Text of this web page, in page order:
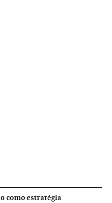
como estratégia